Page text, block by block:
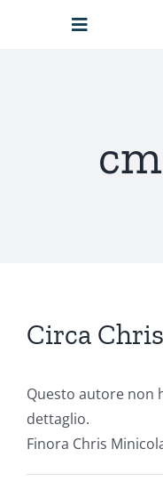
Attiva/
Fotografie
IT
Circa
Questo autore non
dettaglio.
Finora Chris